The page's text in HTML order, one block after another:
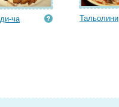
ча Тальолини